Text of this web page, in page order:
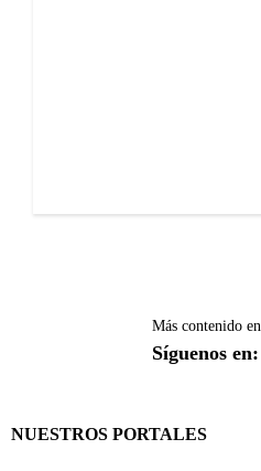
Más contenido en
Síguenos en:
NUESTROS PORTALES